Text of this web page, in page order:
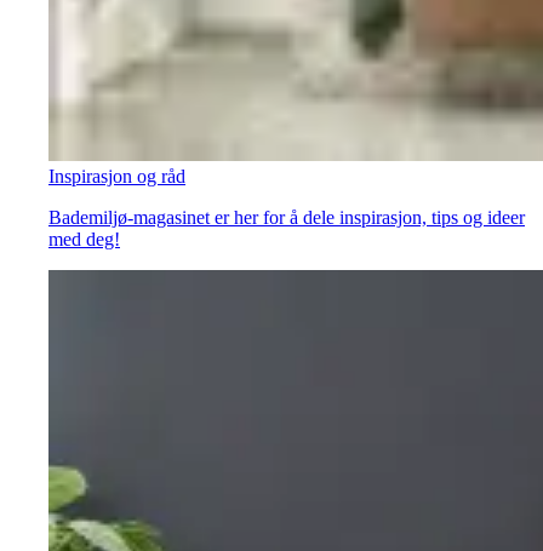
Inspirasjon og råd
Bademiljø-magasinet er her for å dele inspirasjon, tips og ideer
med deg!